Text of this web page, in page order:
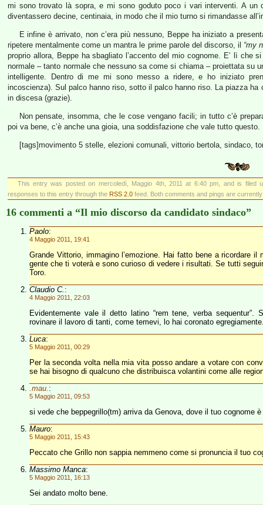
mi sono trovato là sopra, e mi sono goduto poco i vari interventi. A
diventassero decine, centinaia, in modo che il mio turno si rimandasse
E infine è arrivato, non c’era più nessuno, Beppe ha iniziato a
ripetere mentalmente come un mantra le prime parole del discorso, il “my
proprio allora, Beppe ha sbagliato l’accento del mio cognome. E’ lì che
normale – tanto normale che nessuno sa come si chiama – proiettata su
intelligente. Dentro di me mi sono messo a ridere, e ho iniziato
incoscienza). Sul palco hanno riso, sotto il palco hanno riso. La piazza
in discesa (grazie).
Non pensate, insomma, che le cose vengano facili; in tutto c’è
poi va bene, c’è anche una gioia, una soddisfazione che vale tutto questo.
[tags]movimento 5 stelle, elezioni comunali, vittorio bertola, sindaco,
This entry was posted on mercoledì, Maggio 4th, 2011 at 6:40 pm, and is filed
responses to this entry through the RSS 2.0 feed. Both comments and pings are
16 commenti a “Il mio discorso da candidato sindaco”
Paolo:
4 Maggio 2011, 19:41
Grande Vittorio, immagino l’emozione. Hai fatto bene a ricordare
gente che ti voterà e sono curioso di vedere i risultati. Se tutti
Toro.
Claudio C. :
4 Maggio 2011, 22:03
Evidentemente vale il detto latino “rem tene, verba
rovinare il lavoro di tanti, come temevi, lo hai coronato
Luca:
5 Maggio 2011, 00:29
Per la seconda volta nella mia vita posso andare a votare con
se hai bisogno di qualcuno che distribuisca volantini come alle
.mau. :
5 Maggio 2011, 09:53
si vede che beppegrillo(tm) arriva da Genova, dove il tuo cognome
Mauro:
5 Maggio 2011, 15:43
Peccato che Grillo non sappia nemmeno come si pronuncia il tuo
Massimo Manca:
5 Maggio 2011, 16:13
Sei andato molto bene.